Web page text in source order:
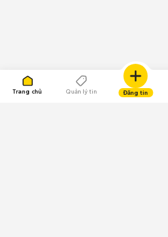
Trang chủ Quản lý tin Đăng tin